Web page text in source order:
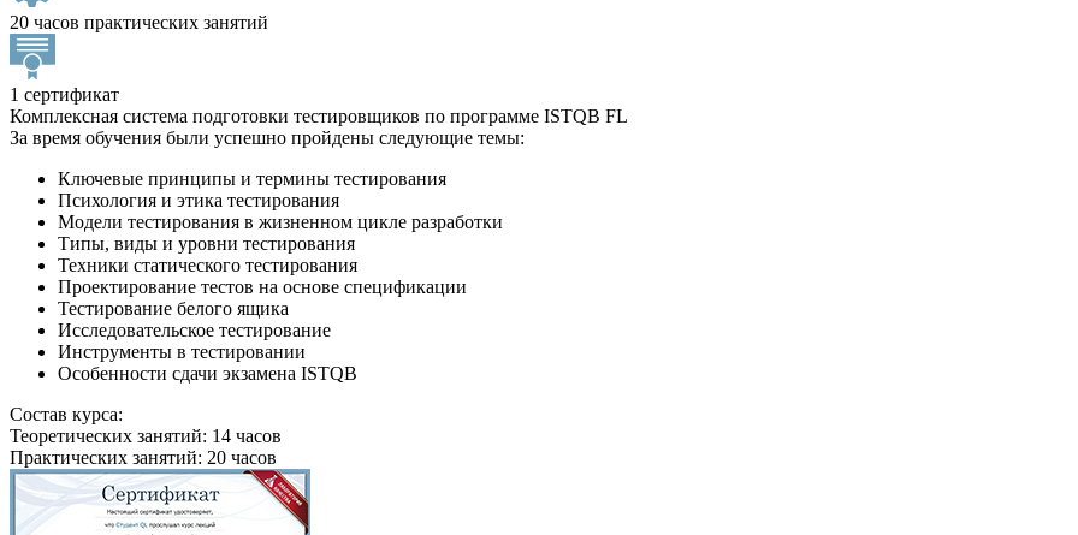
20 часов практических занятий
1 сертификат
Комплексная система подготовки тестировщиков по программе ISTQB FL
За время обучения были успешно пройдены следующие темы:
Ключевые принципы и термины тестирования
Психология и этика тестирования
Модели тестирования в жизненном цикле разработки
Типы, виды и уровни тестирования
Техники статического тестирования
Проектирование тестов на основе спецификации
Тестирование белого ящика
Исследовательское тестирование
Инструменты в тестировании
Особенности сдачи экзамена ISTQB
Состав курса:
Теоретических занятий: 14 часов
Практических занятий: 20 часов